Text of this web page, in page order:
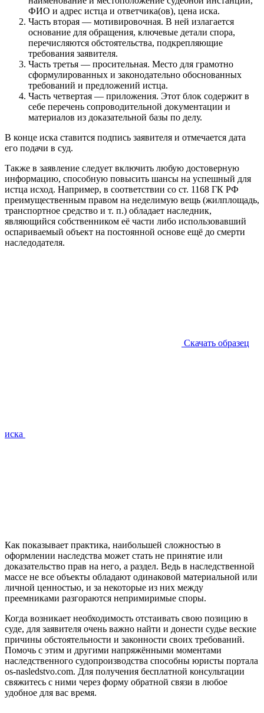
ФИО и адрес истца и ответчика(ов), цена иска.
Часть вторая — мотивировочная. В ней излагается
основание для обращения, ключевые детали спора,
перечисляются обстоятельства, подкрепляющие
требования заявителя.
Часть третья — просительная. Место для грамотно
сформулированных и законодательно обоснованных
требований и предложений истца.
Часть четвертая — приложения. Этот блок содержит в
себе перечень сопроводительной документации и
материалов из доказательной базы по делу.
В конце иска ставится подпись заявителя и отмечается дата
его подачи в суд.
Также в заявление следует включить любую достоверную
информацию, способную повысить шансы на успешный для
истца исход. Например, в соответствии со ст. 1168 ГК РФ
преимущественным правом на неделимую вещь (жилплощадь,
транспортное средство и т. п.) обладает наследник,
являющийся собственником её части либо использовавший
оспариваемый объект на постоянной основе ещё до смерти
наследодателя.
Скачать образец
иска
Как показывает практика, наибольшей сложностью в
оформлении наследства может стать не принятие или
доказательство прав на него, а раздел. Ведь в наследственной
массе не все объекты обладают одинаковой материальной или
личной ценностью, и за некоторые из них между
преемниками разгораются непримиримые споры.
Когда возникает необходимость отстаивать свою позицию в
суде, для заявителя очень важно найти и донести судье веские
причины обстоятельности и законности своих требований.
Помочь с этим и другими напряжёнными моментами
наследственного судопроизводства способны юристы портала
os-nasledstvo.com. Для получения бесплатной консультации
свяжитесь с ними через форму обратной связи в любое
удобное для вас время.